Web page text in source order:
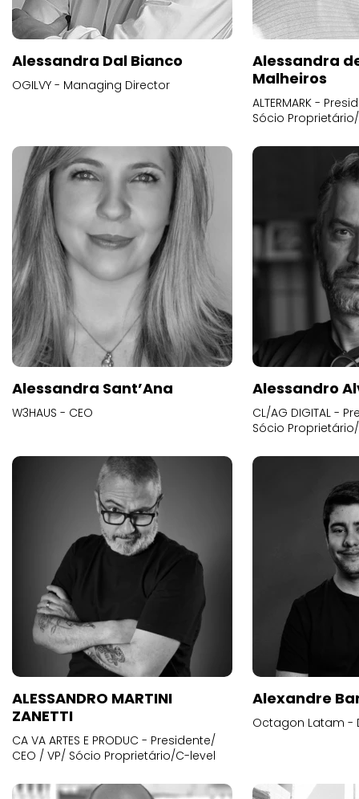
Alessandra Dal Bianco
OGILVY - Managing Director
Alessandra
Malheiros
ALTERMARK -
Sócio
Alessandra Sant’Ana
W3HAUS - CEO
Alessandro
CL/AG DIGITAL -
Sócio
ALESSANDRO MARTINI
ZANETTI
CA VA ARTES E PRODUC - Presidente/
CEO / VP/ Sócio Proprietário/C-level
Alexandre
Octagon Latam -